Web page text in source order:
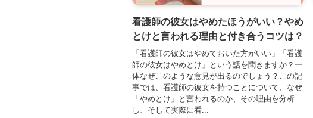
看護師の彼女はやめたほうがいい？やめ
とけと言われる理由と付き合うコツは？
「看護師の彼女はやめておいた方がいい」「看護
師の彼女はやめとけ」という話を聞きますか？一
体なぜこのような意見が出るのでしょう？この記
事では、看護師の彼女を持つことについて、なぜ
「やめとけ」と言われるのか、その理由を分析
し、そして実際に看...